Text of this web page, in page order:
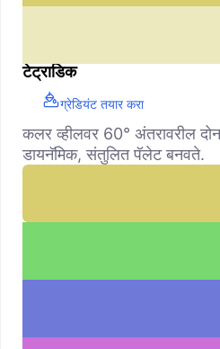
टेट्राडिक
ग्रेडियंट तयार करा
कलर व्हीलवर 60° अंतरावरील
डायनॅमिक, संतुलित पॅलेट बनवते.